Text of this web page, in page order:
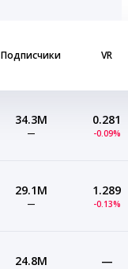
Подписчики VR
34.3M
—
0.281
-0.09%
29.1M
—
1.289
-0.13%
24.8M —